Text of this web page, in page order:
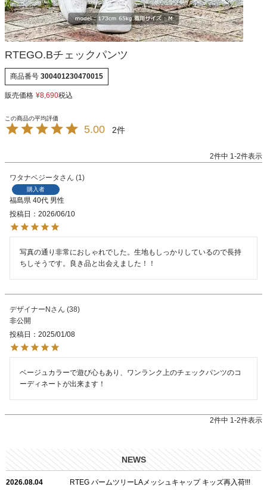
RTEGO.Bチェックパンツ
商品番号 300401230470015
販売価格 ¥8,690税込
5.00 2
2件中 1-2件表示
ワタナベジータ 1
購入者
福島県 40代 男性
投稿日
2026/06/10
写真の通り非常におしゃれでした。生地もしっかりしているので長持
ちしそうです。良き品と出会えました！！
デザイナーN
38
非公開
投稿日
2025/01/08
ベージュカラーで遊び心もあり、ワンランク上のチェックパンツのコ
ーディネートが出来ます！
2件中 1-2件表示
NEWS
2026.08.04 RTEG パームツリーLAメッシュキャップ キッズ再入荷!!!